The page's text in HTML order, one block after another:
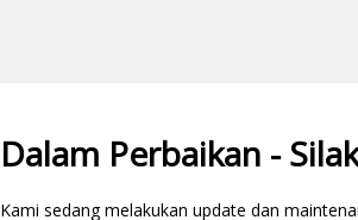
Dalam Perbaikan -
Kami sedang melakukan update dan